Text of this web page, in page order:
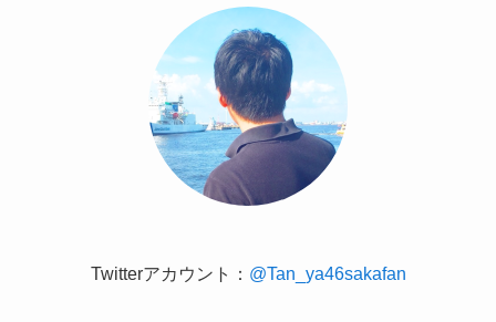
Twitterアカウント： @Tan_ya46sakafan